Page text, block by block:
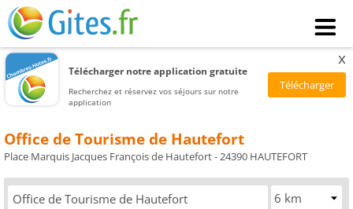
Télécharger notre application gratuite
Recherchez et réservez vos séjours sur notre
application
x
Office de Tourisme de Hautefort
Place Marquis Jacques François de Hautefort - 24390 HAUTEFORT